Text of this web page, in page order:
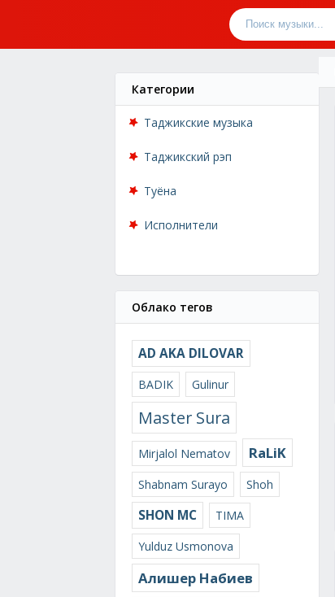
Категории
Таджикские музыка
Таджикский рэп
Туёна
Исполнители
Облако тегов
AD AKA DILOVAR
BADIK Gulinur
Master Sura
Mirjalol Nematov RaLiK
Shabnam Surayo Shoh
SHON MC
TIMA
Yulduz Usmonova
Алишер Набиев